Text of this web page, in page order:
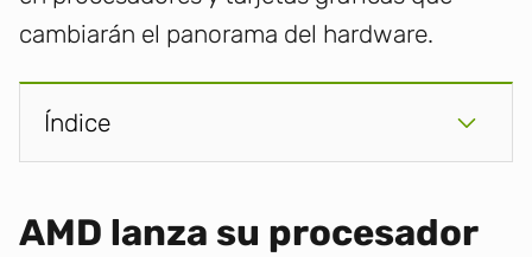
cambiarán el panorama del hardware.
Índice
AMD lanza su procesador